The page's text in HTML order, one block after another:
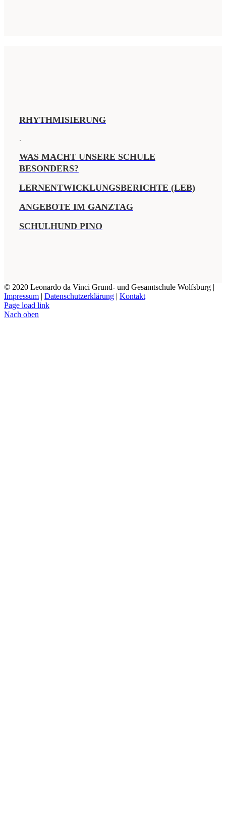
RHYTHMISIERUNG
.
WAS MACHT UNSERE SCHULE
BESONDERS?
LERNENTWICKLUNGSBERICHTE (LEB)
ANGEBOTE IM GANZTAG
SCHULHUND PINO
© 2020 Leonardo da Vinci Grund- und Gesamtschule Wolfsburg |
Impressum | Datenschutzerklärung | Kontakt
Page load link
Nach oben